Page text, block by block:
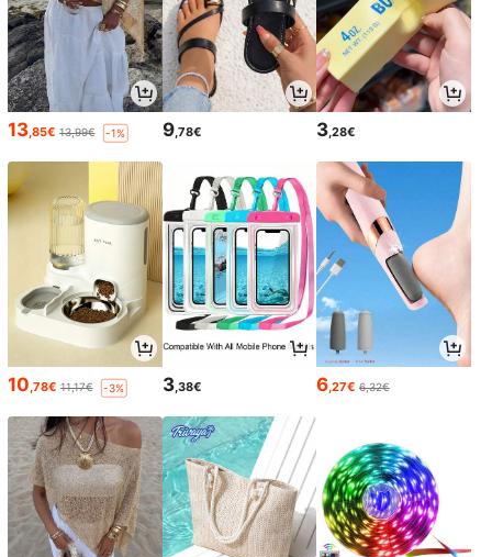
13,85€ 13,99€ -1% 9,78€ 3,28€
10,78€ 11,17€ -3% 3,38€ 6,27€ 6,32€